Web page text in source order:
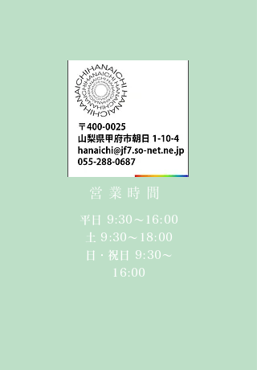
営業時間
平日 9:30〜16:00
​​土 9:30〜18:00​
日・祝日 9:30〜
16:00